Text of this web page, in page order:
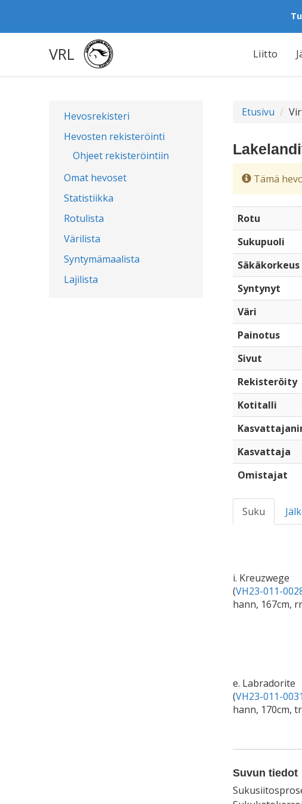
VRL Liitto
Hevosrekisteri
Hevosten rekisteröinti
Ohjeet rekisteröintiin
Omat hevoset
Statistiikka
Rotulista
Värilista
Syntymämaalista
Lajilista
Etusivu
Tämä
Rotu
Sukupuoli
Säkäkorkeus
Syntynyt
Väri
Painotus
Sivut
Rekisteröity
Kotitalli
Kasvattaja
Omistajat
Suku
i. Kreuzwege
(VH23-011-
hann, 167cm,
e. Labradorite
(VH23-011-0031
hann, 170cm,
Suvun tiedot